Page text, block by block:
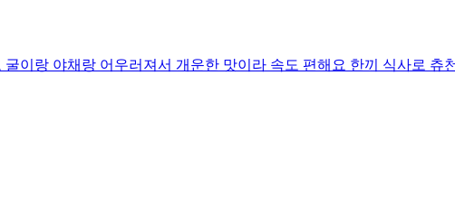
이랑 야채랑 어우러져서 개운한 맛이라 속도 편해요 한끼 식사로 츄